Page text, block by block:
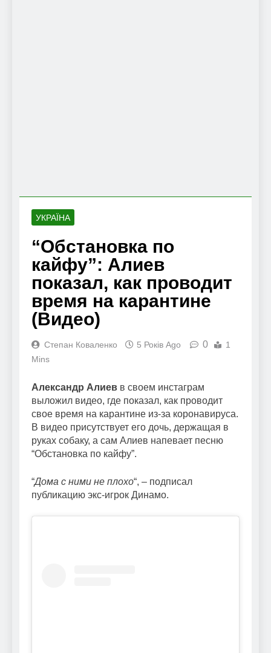
УКРАЇНА
“Обстановка по
кайфу”: Алиев
показал, как проводит
время на карантине
(Видео)
Степан Коваленко 5 Років Ago 0
1
Mins
Александр Алиев в своем инстаграм
выложил видео, где показал, как проводит
свое время на карантине из-за коронавируса.
В видео присутствует его дочь, держащая в
руках собаку, а сам Алиев напевает песню
“Обстановка по кайфу”.
“Дома с ними не плохо“, – подписал
публикацию экс-игрок Динамо.